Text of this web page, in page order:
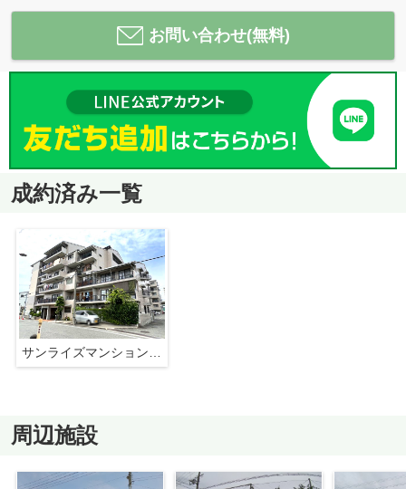
お問い合わせ(無料)
成約済み一覧
周辺施設